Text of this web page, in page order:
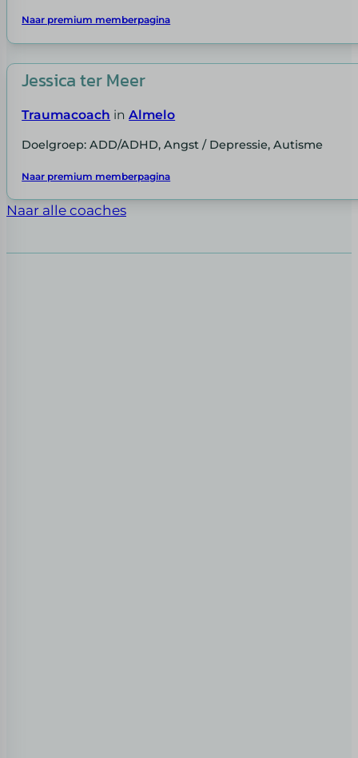
Naar premium memberpagina
Jessica ter Meer
Traumacoach inAlmelo
Doelgroep: ADD/ADHD, Angst / Depressie, Autisme
Naar premium memberpagina
Naar alle coaches